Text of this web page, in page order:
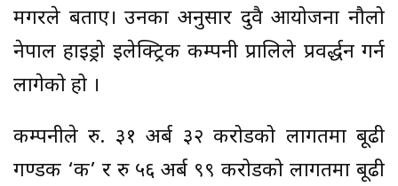
मगरले बताए। उनका अनुसार दुवै आयोजना नौलो
नेपाल हाइड्रो इलेक्ट्रिक कम्पनी प्रालिले प्रवर्द्धन गर्न
लागेको हो ।
कम्पनीले रु. ३१ अर्ब ३२ करोडको लागतमा बूढी
गण्डकी ‘क’ र रु ५६ अर्ब ९९ करोडको लागतमा बूढी